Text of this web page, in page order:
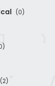
(0)
(2)